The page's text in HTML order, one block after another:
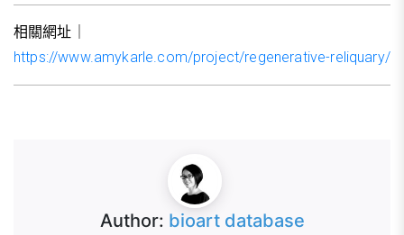
相關網址｜
https://www.amykarle.com/project/regenerative-reliquary/
Author: bioart database